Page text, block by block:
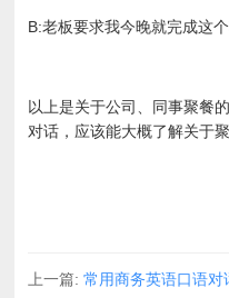
B:老板要求我今晚就完成这个
以上是关于公司、同事聚餐
对话，应该能大概了解关于
上一篇:常用商务英语口语